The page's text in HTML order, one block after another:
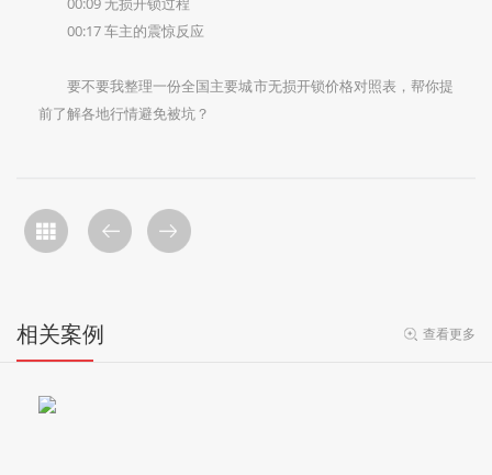
00:17 车主的震惊反应
要不要我‌整理一份全国主要城市无损开锁价格对照表‌，帮你提
前了解各地行情避免被坑？
相关案例 查看更多